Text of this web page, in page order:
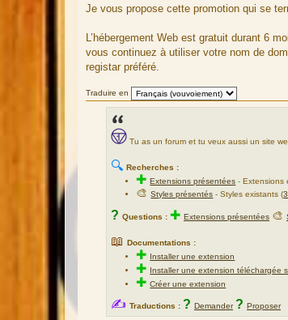
s
g
e
Je vous propose cette promotion qui se
L’hébergement Web est gratuit durant 6
vous continuez à utiliser votre nom de
registar préféré.
Traduire en
Tu as un forum et tu veux aussi un site
🔍 Recherches :
✚Extensions présentées -Extensions
🎨Styles présentés - Styles existants (
? Questions : ✚ Extensions présentées 🎨
📖 Documentations :
✚ Installer une extension
✚ Installer une extension téléchargée
✚Créer une extension
✍ Traductions : ? Demander ? Proposer